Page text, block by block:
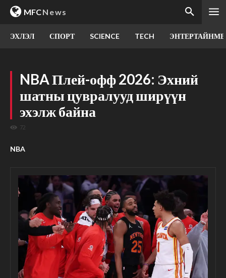
MFCNews
ЭХЛЭЛ СПОРТ SCIENCE TECH
NBA Плей-офф 2026: Эхний
шатны цувралууд ширүүн
эхэлж байна
72
NBA